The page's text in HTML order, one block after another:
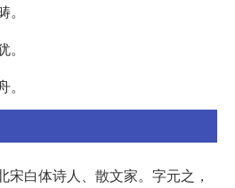
白体诗人、散文家。字元之，